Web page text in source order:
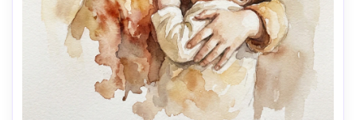
Créez des images IA
à l’infini. 100 %
gratuit!
Créer Gratuitement →